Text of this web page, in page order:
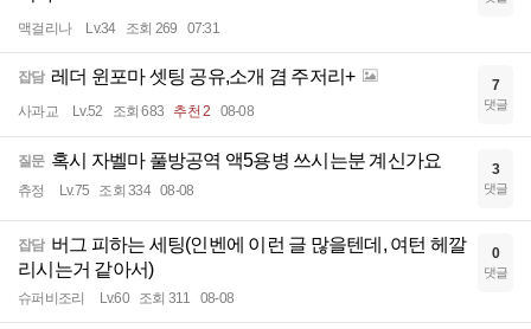
맥걸리나 Lv.34 조회 269 07:31
잡담 레더 윈포마 셋팅 공유,소개 겸 주저리+
사과교 Lv.52 조회 683 추천 2 08-08
7
댓글
질문 혹시 자벨마 풀방공역 액5용병 쓰시는분 계신가요
츄정 Lv.75 조회 334 08-08
3
댓글
잡담 버그 피하는 세팅(인벤에 이런 글 많을텐데, 여턴 헤깔
리시는거 같아서)
슈퍼비조리 Lv.60 조회 311 08-08
0
댓글